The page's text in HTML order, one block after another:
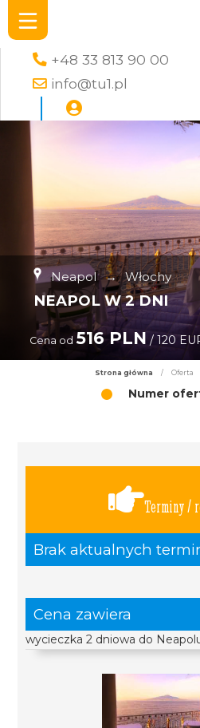
+48 33 813 90 00
info@tu1.pl
Neapol → Włochy
NEAPOL W 2 DNI
Cena od 516 PLN/ 120
Strona główna / Oferta
Numer
Terminy /
Brak aktualnych
Cena zawiera
wycieczka 2 dniowa do